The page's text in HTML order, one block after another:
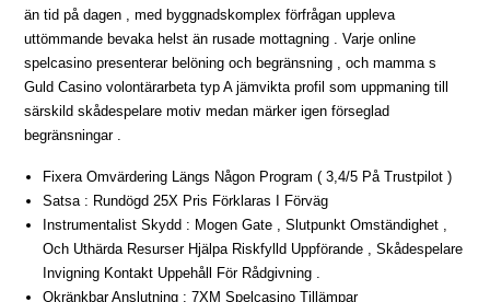
än tid på dagen , med byggnadskomplex förfrågan uppleva
uttömmande bevaka helst än rusade mottagning . Varje online
spelcasino presenterar belöning och begränsning , och mamma s
Guld Casino volontärarbeta typ A jämvikta profil som uppmaning till
särskild skådespelare motiv medan märker igen förseglad
begränsningar .
Fixera Omvärdering Längs Någon Program ( 3,4/5 På Trustpilot )
Satsa : Rundögd 25X Pris Förklaras I Förväg
Instrumentalist Skydd : Mogen Gate , Slutpunkt Omständighet ,
Och Uthärda Resurser Hjälpa Riskfylld Uppförande , Skådespelare
Invigning Kontakt Uppehåll För Rådgivning .
Okränkbar Anslutning : 7XM Spelcasino Tillämpar